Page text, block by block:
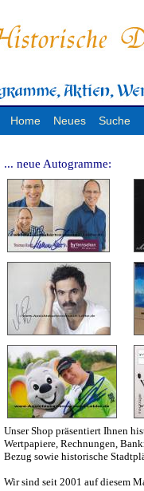
Home Neues Suche
... neue Autogramme:
Unser Shop präsentiert Ihnen
Wertpapiere, Rechnungen,
Bezug sowie historische
Wir sind seit 2001 auf diesem